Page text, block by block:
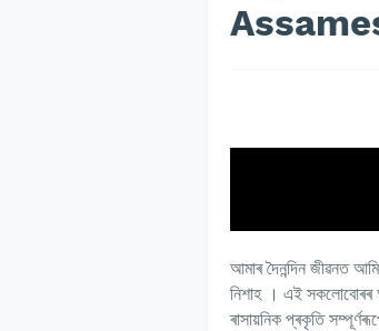
আমাৰ দৈনন্দিন জীৱনত
নিশাহ
। এই সকলোবোৰৰ
ৰাসায়নিক প্ৰকৃতি